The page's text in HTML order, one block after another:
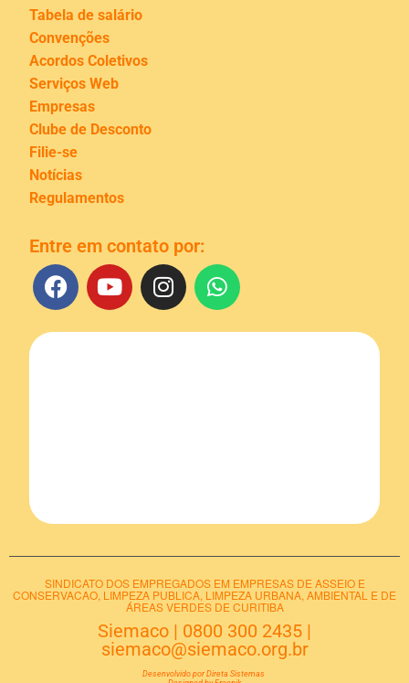
Tabela de salário
Convenções
Acordos Coletivos
Serviços Web
Empresas
Clube de Desconto
Filie-se
Notícias
Regulamentos
Entre em contato por:
SINDICATO DOS EMPREGADOS EM EMPRESAS DE ASSEIO E
CONSERVACAO, LIMPEZA PUBLICA, LIMPEZA URBANA, AMBIENTAL E DE
ÁREAS VERDES DE CURITIBA
Siemaco | 0800 300 2435 |
siemaco@siemaco.org.br
Desenvolvido por Direta Sistemas